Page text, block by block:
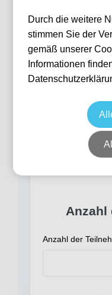
Wir haben derzeit
verfügbar, aber
Anfrage stellen und
verfügbar werden
Tickets
Füllen Sie das
melden uns bei
Anzahl
Anzahl der
Durch die weitere
stimmen Sie der
gemäß unserer
Informationen